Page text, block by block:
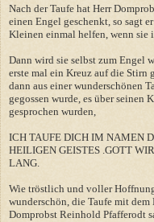
Nach der Taufe hat Herr
einen Engel geschenkt, so sagt
Kleinen einmal helfen, wenn sie
Dann wird sie selbst zum Engel
erste mal ein Kreuz auf die Stirn
dann aus einer wunderschönen
gegossen wurde, es über seinen
gesprochen wurden,
ICH TAUFE DICH IM NAMEN
HEILIGEN GEISTES .GOTT
LANG.
Wie tröstlich und voller
wunderschön, die Taufe mit dem
Domprobst Reinhold Pfafferodt